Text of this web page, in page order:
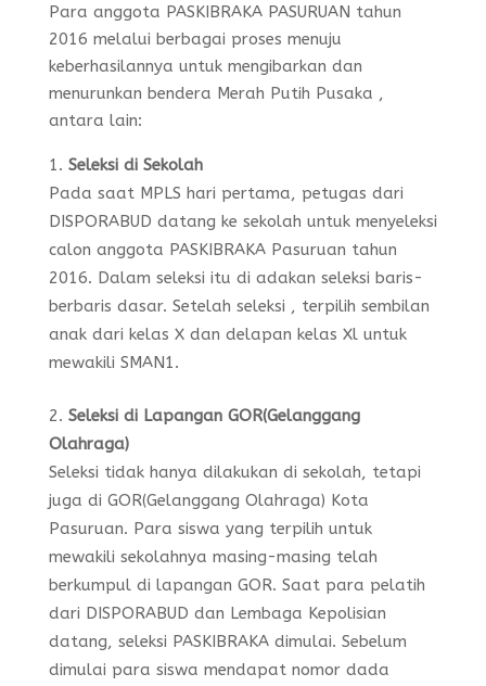
Para anggota PASKIBRAKA PASURUAN tahun
2016 melalui berbagai proses menuju
keberhasilannya untuk mengibarkan dan
menurunkan bendera Merah Putih Pusaka ,
antara lain:
Seleksi di Sekolah
Pada saat MPLS hari pertama, petugas dari
DISPORABUD datang ke sekolah untuk menyeleksi
calon anggota PASKIBRAKA Pasuruan tahun
2016. Dalam seleksi itu di adakan seleksi baris-
berbaris dasar. Setelah seleksi , terpilih sembilan
anak dari kelas X dan delapan kelas Xl untuk
mewakili SMAN1.
Seleksi di Lapangan GOR(Gelanggang
Olahraga)
Seleksi tidak hanya dilakukan di sekolah, tetapi
juga di GOR(Gelanggang Olahraga) Kota
Pasuruan. Para siswa yang terpilih untuk
mewakili sekolahnya masing-masing telah
berkumpul di lapangan GOR. Saat para pelatih
dari DISPORABUD dan Lembaga Kepolisian
datang, seleksi PASKIBRAKA dimulai. Sebelum
dimulai para siswa mendapat nomor dada